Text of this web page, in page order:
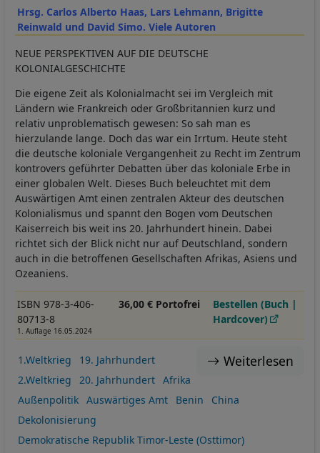
Hrsg. Carlos Alberto Haas, Lars Lehmann, Brigitte
Reinwald und David Simo. Viele Autoren
NEUE PERSPEKTIVEN AUF DIE DEUTSCHE
KOLONIALGESCHICHTE
Die eigene Zeit als Kolonialmacht sei im Vergleich mit
Ländern wie Frankreich oder Großbritannien kurz und
relativ unproblematisch gewesen: So sah man es
hierzulande lange. Doch das war ein Irrtum. Heute steht
die deutsche koloniale Vergangenheit zu Recht im Zentrum
kontrovers geführter Debatten über das koloniale Erbe in
einer globalen Welt. Dieses Buch beleuchtet mit dem
Auswärtigen Amt einen zentralen Akteur des deutschen
Kolonialismus und spannt den Bogen vom Deutschen
Kaiserreich bis weit ins 20. Jahrhundert hinein. Dabei
richtet sich der Blick nicht nur auf Deutschland, sondern
auch in die betroffenen Gesellschaften Afrikas, Asiens und
Ozeaniens.
ISBN 978-3-406-
80713-8
1. Auflage 16.05.2024
36,00 € Portofrei
Bestellen (Buch |
Hardcover)
Weiterlesen
1.Weltkrieg
19. Jahrhundert
2.Weltkrieg
20. Jahrhundert
Afrika
Außenpolitik
Auswärtiges Amt Benin
China
Dekolonisierung
Demokratische Republik Timor-Leste (Osttimor)